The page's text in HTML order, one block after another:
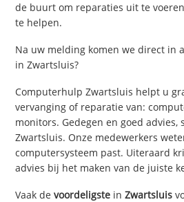
de buurt om reparaties uit te
te helpen.
Na uw melding komen we direct in
in Zwartsluis?
Computerhulp Zwartsluis helpt u
vervanging of reparatie van:
monitors. Gedegen en goed advies,
Zwartsluis. Onze medewerkers
computersysteem past. Uiteraard
advies bij het maken van de juiste
Vaak devoordeligste inZwartsluis